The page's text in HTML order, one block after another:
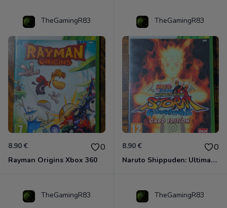
TheGamingR83
8.90 € 0
Rayman Origins Xbox 360
TheGamingR83
8.90 € 0
Naruto Shippuden: Ultimate Ninja Storm Generations - Card Edition Xbox 360
TheGamingR83 TheGamingR83